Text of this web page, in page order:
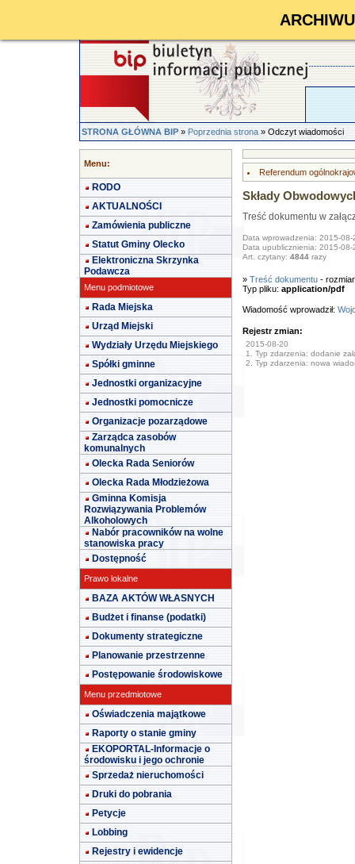
STRONA GŁÓWNA BIP»Poprzednia strona» Odczyt wiadomości
Menu:
RODO
AKTUALNOŚCI
Zamówienia publiczne
Statut Gminy Olecko
Elektroniczna Skrzynka
Podawcza
Menu podmiotowe
Rada Miejska
Urząd Miejski
Wydziały Urzędu Miejskiego
Spółki gminne
Jednostki organizacyjne
Jednostki pomocnicze
Organizacje pozarządowe
Zarządca zasobów
komunalnych
Olecka Rada Seniorów
Olecka Rada Młodzieżowa
Gminna Komisja
Rozwiązywania Problemów
Alkoholowych
Nabór pracowników na wolne
stanowiska pracy
Dostępność
Prawo lokalne
BAZA AKTÓW WŁASNYCH
Budżet i finanse (podatki)
Dokumenty strategiczne
Planowanie przestrzenne
Postępowanie środowiskowe
Menu przedmiotowe
Oświadczenia majątkowe
Raporty o stanie gminy
EKOPORTAL-Informacje o
środowisku i jego ochronie
Sprzedaż nieruchomości
Druki do pobrania
Petycje
Lobbing
Rejestry i ewidencje
Referendum
Składy
Treść dokumentu w
Data wprowadzenia: 2015-08-
Data upublicznienia: 2015-08-
Art. czytany: 4844razy
» Treść dokumentu-
Typ pliku: application/pdf
Wiadomość wprowadził:
Rejestr zmian:
2015-08-20
1. Typ zdarzenia: dodanie
2. Typ zdarzenia: nowa